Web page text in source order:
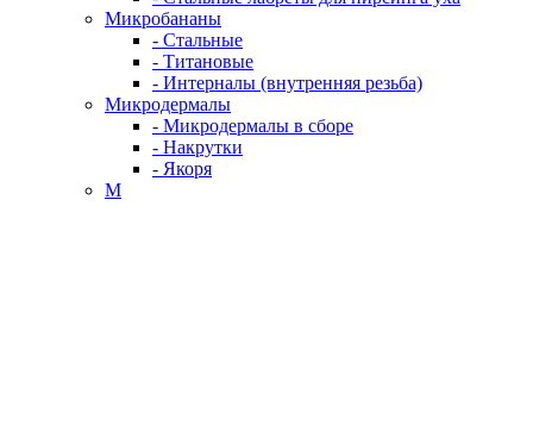
Микробананы
- Стальные
- Титановые
- Интерналы (внутренняя резьба)
Микродермалы
- Микродермалы в сборе
- Накрутки
- Якоря
М